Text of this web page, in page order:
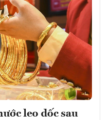
leo dốc sau